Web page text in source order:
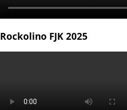
Rockolino FJK 2025